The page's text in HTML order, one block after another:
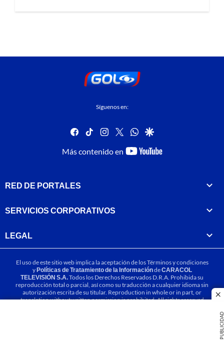
PUBLICIDAD
Síguenos en:
facebook
tiktok instagram
twitterwhatsapp
google
Más contenido en
youtube-
RED DE PORTALES
SERVICIOS CORPORATIVOS
LEGAL
El uso de este sitio web implica la aceptación de losTérminos y condiciones
yPolíticas de Tratamiento de la InformacióndeCARACOL
TELEVISIÓN S.A.Todos los Derechos Reservados D.R.A. Prohibida su
reproducción total o parcial, así como su traducción a cualquier idioma sin
autorización escrita de su titular. Reproduction in whole or in part, or
translation without written permission is prohibited. All rights reserved